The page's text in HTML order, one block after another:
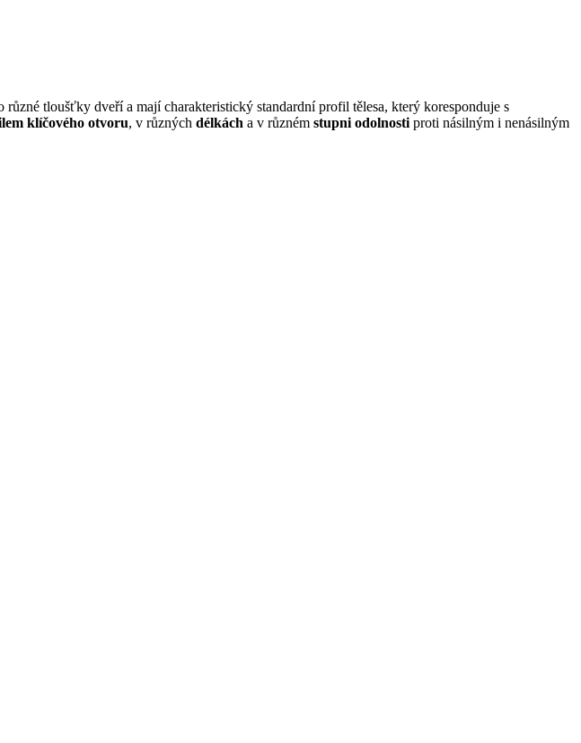
tloušťky dveří a mají charakteristický standardní profil tělesa, který koresponduje s
klíčového otvoru, v různých délkách a v různém stupni odolnosti proti násilným i nenásilným